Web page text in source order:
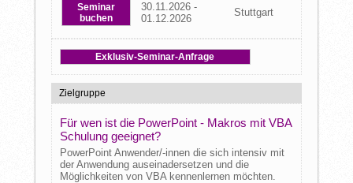
Seminar
buchen
30.11.2026 -
01.12.2026
Stuttgart
Exklusiv-Seminar-Anfrage
Zielgruppe
Für wen ist die PowerPoint - Makros mit VBA
Schulung geeignet?
PowerPoint Anwender/-innen die sich intensiv mit
der Anwendung auseinadersetzen und die
Möglichkeiten von VBA kennenlernen möchten.